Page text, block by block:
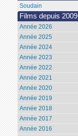
Soudain
Films depuis 2009
Année 2026
Année 2025
Année 2024
Année 2023
Année 2022
Année 2021
Année 2020
Année 2019
Année 2018
Année 2017
Année 2016